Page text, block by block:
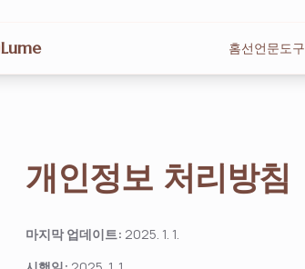
Lume 홈선언문도구
개인정보 처리방침
마지막 업데이트: 2025. 1. 1.